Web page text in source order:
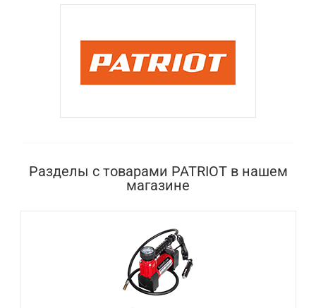
Разделы с товарами PATRIOT в нашем
магазине